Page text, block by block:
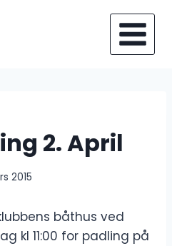
2. April
2015
båthus ved
kl 11:00 for padling på